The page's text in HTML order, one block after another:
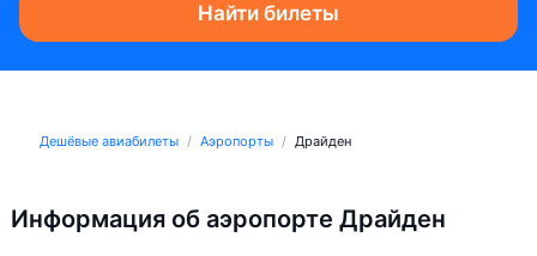
Найти билеты
Дешёвые авиабилеты Аэропорты Драйден
Информация об аэропорте Драйден